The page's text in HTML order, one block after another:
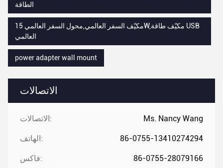
الاتصالات
الاتصالات: Ms. Nancy Wang
الهاتف: 86-0755-13410274294
فاكس: 86-0755-28079166
الطاقة
مكيّف السفر العالمي,محول السفر العالمي 15W,مكيّف طاقة USB
العالمي
power adapter wall mount